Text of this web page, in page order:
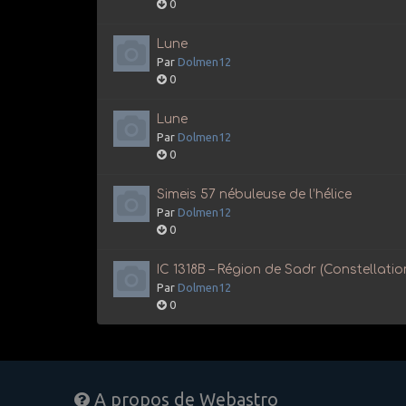
0
Lune
ParDolmen12
0
Lune
ParDolmen12
0
Simeis 57 nébuleuse de l’hélice
ParDolmen12
0
IC 1318B – Région de Sadr
ParDolmen12
0
A propos de Webastro